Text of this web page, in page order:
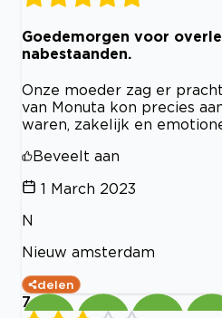
Goedemorgen voor
nabestaanden.
Onze moeder zag er
van Monuta kon precies
waren, zakelijk en
Beveelt aan
1 March 2023
N
Nieuw amsterdam
delen
7